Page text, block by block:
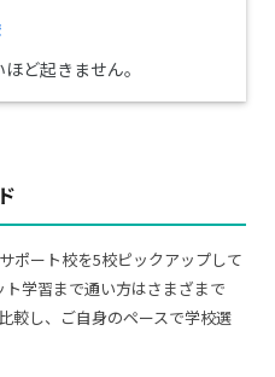
ど起きません。
ポート校を5校ピックアップして
学習まで通い方はさまざまで
較し、ご自身のペースで学校選